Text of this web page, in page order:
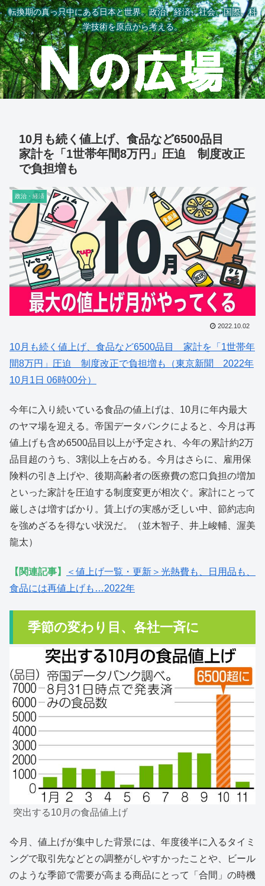
転換期の真っ只中にある日本と世界。政治、経済、社会、国際、科
学技術を原点から考える。
10月も続く値上げ、食品など6500品目
家計を「1世帯年間8万円」圧迫 制度改正
で負担増も
政治・経済
2022.10.02
10月も続く値上げ、食品など6500品目 家計を「1世帯年
間8万円」圧迫 制度改正で負担増も（東京新聞 2022年
10月1日 06時00分）
今年に入り続いている食品の値上げは、10月に年内最大
のヤマ場を迎える。帝国データバンクによると、今月は再
値上げも含め6500品目以上が予定され、今年の累計約2万
品目超のうち、3割以上を占める。今月はさらに、雇用保
険料の引き上げや、後期高齢者の医療費の窓口負担の増加
といった家計を圧迫する制度変更が相次ぐ。家計にとって
厳しさは増すばかり。賃上げの実感が乏しい中、節約志向
を強めざるを得ない状況だ。（並木智子、井上峻輔、渥美
龍太）
【関連記事】
＜値上げ一覧・更新＞光熱費も、日用品も、
食品には再値上げも…2022年
季節の変わり目、各社一斉に
突出する10月の食品値上げ
今月、値上げが集中した背景には、年度後半に入るタイミ
ングで取引先などとの調整がしやすかったことや、ビール
のような季節で需要が高まる商品にとって「合間」の時機